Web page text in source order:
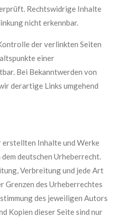
Rechtswidrige Inhalte
nicht erkennbar.
der verlinkten Seiten
einer
Bei Bekanntwerden von
derartige Links umgehend
erstellten Inhalte und Werke
deutschen Urheberrecht.
Verbreitung und jede Art
Grenzen des Urheberrechtes
des jeweiligen Autors
Kopien dieser Seite sind nur